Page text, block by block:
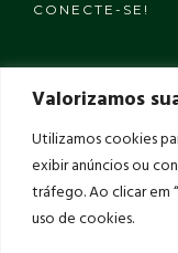
Valorizamos
Utilizamos cookies
exibir anúncios ou
tráfego. Ao clicar em
uso de cookies.
CONECTE-SE!
Endereço: R.